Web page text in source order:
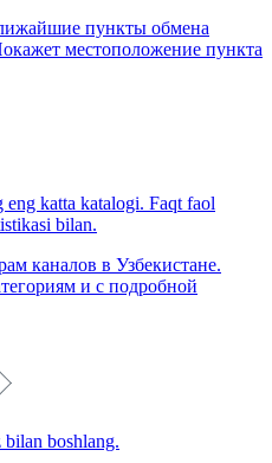
пункты обмена
местоположение пункта
eng katta katalogi. Faqt faol
bilan.
каналов в Узбекистане.
и с подробной
boshlang.